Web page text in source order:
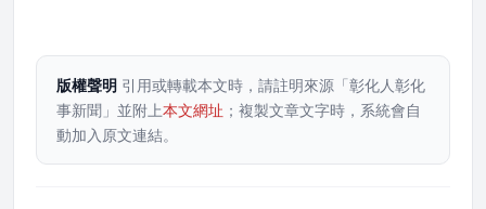
版權聲明 引用或轉載本文時，請註明來源「彰化人彰化
事新聞」並附上本文網址 ；複製文章文字時，系統會自
動加入原文連結。